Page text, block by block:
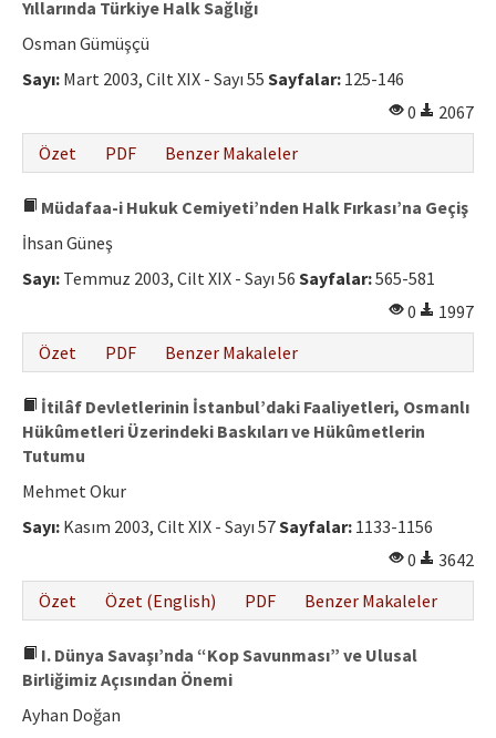
Yıllarında Türkiye Halk Sağlığı
Osman Gümüşçü
Sayı: Mart 2003, Cilt XIX - Sayı 55 Sayfalar: 125-146
0
2067
Özet
PDF Benzer Makaleler
Müdafaa-i Hukuk Cemiyeti’nden Halk Fırkası’na Geçiş
İhsan Güneş
Sayı: Temmuz 2003, Cilt XIX - Sayı 56 Sayfalar:565-581
0
1997
Özet
PDF Benzer Makaleler
İtilâf Devletlerinin İstanbul’daki Faaliyetleri, Osmanlı
Hükûmetleri Üzerindeki Baskıları ve Hükûmetlerin
Tutumu
Mehmet Okur
Sayı: Kasım 2003, Cilt XIX - Sayı 57Sayfalar: 1133-1156
0
3642
Özet
Özet (English) PDF Benzer Makaleler
I. Dünya Savaşı’nda “Kop Savunması” ve Ulusal
Birliğimiz Açısından Önemi
Ayhan Doğan